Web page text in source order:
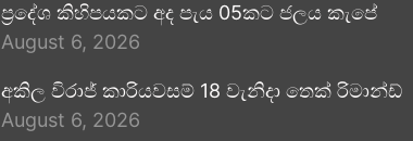
ප්‍රදේශ කිහිපයකට අද පැය 05කට ජලය කැපේ
August 6, 2026
අකිල විරාජ් කාරියවසම් 18 වැනිදා තෙක් රිමාන්ඩ්
August 6, 2026